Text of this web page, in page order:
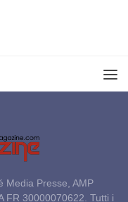
Media Presse, AMP
FR 30000070622. Tutti i